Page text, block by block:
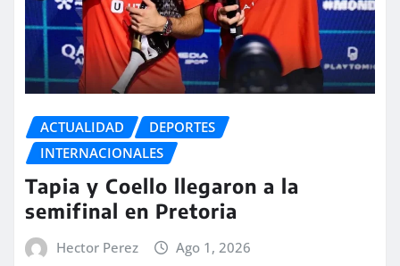
ACTUALIDAD
DEPORTES
INTERNACIONALES
Tapia y Coello llegaron a la
semifinal en Pretoria
Hector Perez Ago 1, 2026